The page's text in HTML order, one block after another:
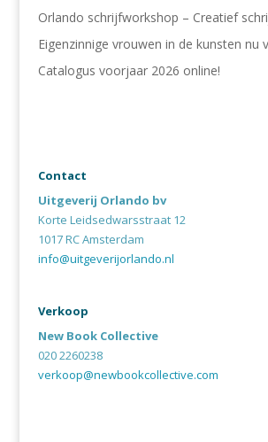
Orlando schrijfworkshop – Creatief
Eigenzinnige vrouwen in de kunsten nu
Catalogus voorjaar 2026 online!
Contact
Uitgeverij Orlando bv
Korte Leidsedwarsstraat 12
1017 RC Amsterdam
info@uitgeverijorlando.nl
Verkoop
New Book Collective
020 2260238
verkoop@newbookcollective.com